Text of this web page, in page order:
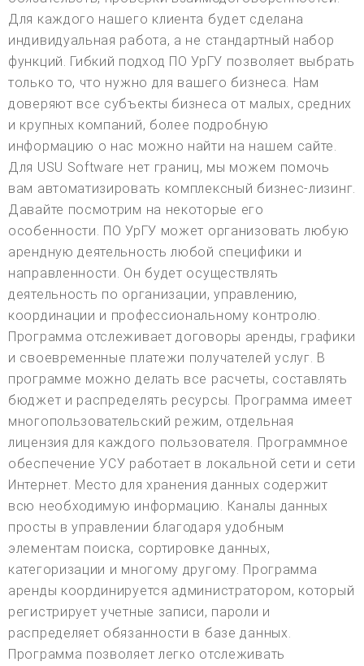
Для каждого нашего клиента будет сделана
индивидуальная работа, а не стандартный набор
функций. Гибкий подход ПО УрГУ позволяет выбрать
только то, что нужно для вашего бизнеса. Нам
доверяют все субъекты бизнеса от малых, средних
и крупных компаний, более подробную
информацию о нас можно найти на нашем сайте.
Для USU Software нет границ, мы можем помочь
вам автоматизировать комплексный бизнес-лизинг.
Давайте посмотрим на некоторые его
особенности. ПО УрГУ может организовать любую
арендную деятельность любой специфики и
направленности. Он будет осуществлять
деятельность по организации, управлению,
координации и профессиональному контролю.
Программа отслеживает договоры аренды, графики
и своевременные платежи получателей услуг. В
программе можно делать все расчеты, составлять
бюджет и распределять ресурсы. Программа имеет
многопользовательский режим, отдельная
лицензия для каждого пользователя. Программное
обеспечение УСУ работает в локальной сети и сети
Интернет. Место для хранения данных содержит
всю необходимую информацию. Каналы данных
просты в управлении благодаря удобным
элементам поиска, сортировке данных,
категоризации и многому другому. Программа
аренды координируется администратором, который
регистрирует учетные записи, пароли и
распределяет обязанности в базе данных.
Программа позволяет легко отслеживать